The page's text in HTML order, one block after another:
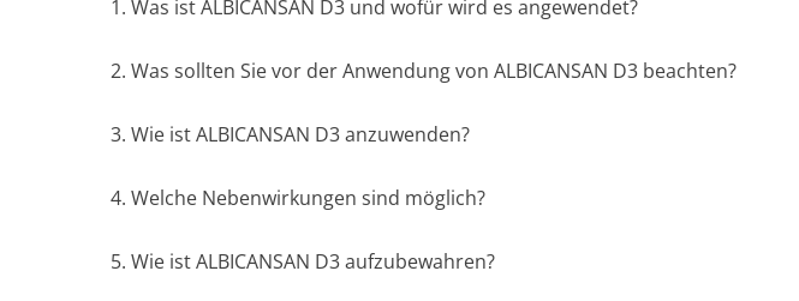
1. Was ist ALBICANSAN D3 und wofür wird es angewendet?
2. Was sollten Sie vor der Anwendung von ALBICANSAN D3 beachten?
3. Wie ist ALBICANSAN D3 anzuwenden?
4. Welche Nebenwirkungen sind möglich?
5. Wie ist ALBICANSAN D3 aufzubewahren?